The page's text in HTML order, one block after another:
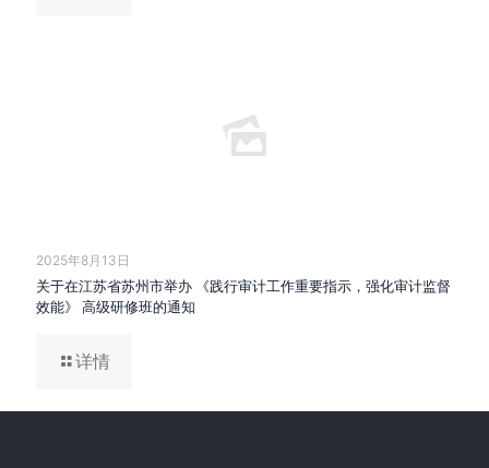
2025年8月13日
关于在江苏省苏州市举办 《践行审计工作重要指示，强化审计监督
效能》 高级研修班的通知
详情